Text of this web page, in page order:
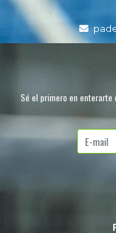
Sé el primero en enterarte